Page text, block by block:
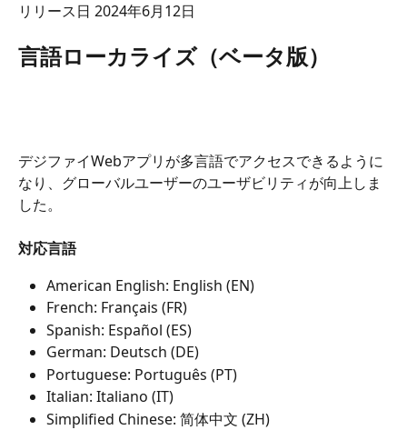
リリース日 2024年6月12日
言語ローカライズ（ベータ版）
デジファイWebアプリが多言語でアクセスできるように
なり、グローバルユーザーのユーザビリティが向上しま
した。
対応言語
American English: English (EN)
French: Français (FR)
Spanish: Español (ES)
German: Deutsch (DE)
Portuguese: Português (PT)
Italian: Italiano (IT)
Simplified Chinese: 简体中文 (ZH)